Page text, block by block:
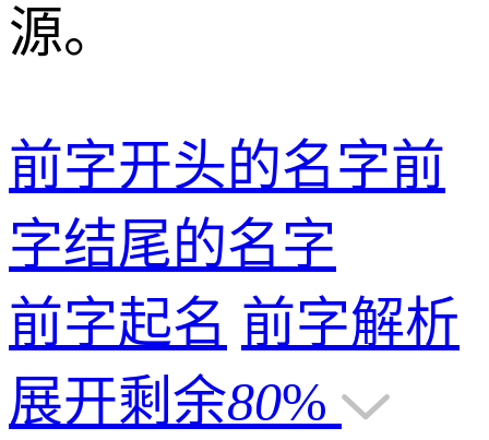
源。
前字开头的名字前
字结尾的名字
前字起名 前字解析
展开剩余80%